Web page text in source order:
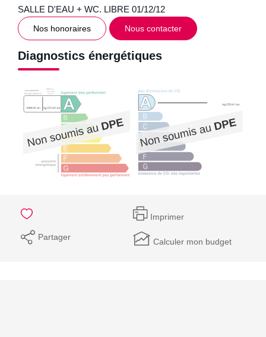
SALLE D'EAU + WC. LIBRE 01/12/12
Nos honoraires Nous contacter
Diagnostics énergétiques
Imprimer
Partager Calculer mon budget